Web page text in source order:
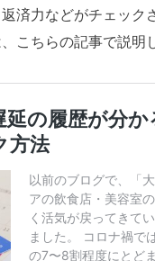
済力などがチェック
こちらの記事で説明